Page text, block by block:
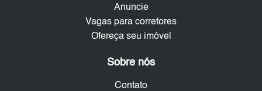
Anuncie
Vagas para corretores
Ofereça seu imóvel
Sobre nós
Contato